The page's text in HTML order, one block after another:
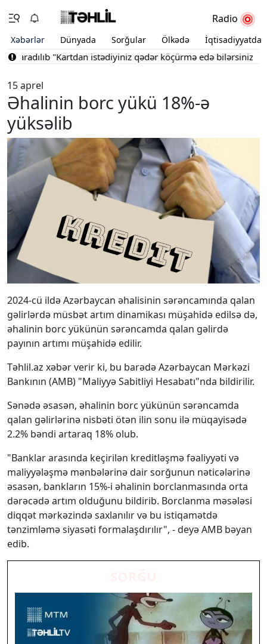
Radio
Xəbərlər Dünyada Sorğular Ölkədə İqtisadiyyatda
"Kartdan istədiyiniz qədər köçürmə edə bilərsiniz"
15 aprel
Əhalinin borc yükü 18%-ə
yüksəlib
2024-cü ildə Azərbaycan əhalisinin sərəncamında qalan
gəlirlərdə müsbət artım dinamikası müşahidə edilsə də,
əhalinin borc yükünün sərəncamda qalan gəlirdə
payının artımı müşahidə edilir.
Təhlil.az xəbər verir ki, bu barədə Azərbaycan Mərkəzi
Bankının (AMB) "Maliyyə Sabitliyi Hesabatı"nda bildirilir.
Sənədə əsasən, əhalinin borc yükünün sərəncamda
qalan gəlirlərinə nisbəti ötən ilin sonu ilə müqayisədə
2.2% bəndi artaraq 18% olub.
"Banklar arasında keçirilən kreditləşmə fəaliyyəti və
maliyyələşmə mənbələrinə dair sorğunun nəticələrinə
əsasən, bankların 15%-i əhalinin borclanmasında orta
dərəcədə artım olduğunu bildirib. Borclanma məsələsi
diqqət mərkəzində saxlanılır və bu istiqamətdə
tənzimləmə siyasəti formalaşdırılır", - deyə AMB bəyan
edib.